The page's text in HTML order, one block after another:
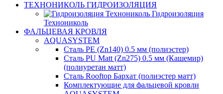
ТЕХНОНИКОЛЬ ГИДРОИЗОЛЯЦИЯ
Гидроизоляция
Технониколь
ФАЛЬЦЕВАЯ КРОВЛЯ
AQUASYSTEM
Сталь PE (Zn140) 0.5 мм (полиэстер)
Сталь PU Matt (Zn275) 0.5 мм (Кашемир)
(полиуретан матт)
Сталь Rooftop Бархат (полиэстер матт)
Комплектующие для фальцевой кровли